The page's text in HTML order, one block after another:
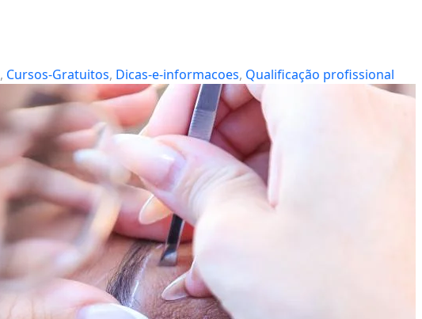
, Cursos-Gratuitos, Dicas-e-informacoes, Qualificação profissional